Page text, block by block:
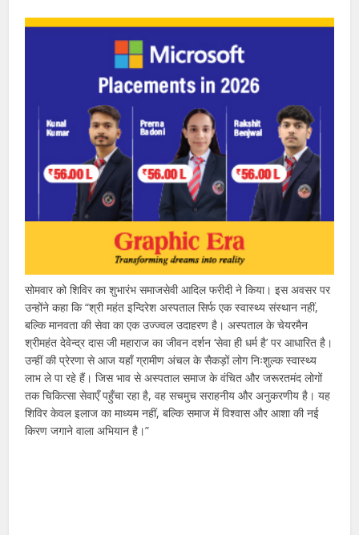
सोमवार को शिविर का शुभारंभ समाजसेवी आदिल फरीदी ने किया। इस अवसर पर
उन्होंने कहा कि “श्री महंत इन्दिरेश अस्पताल सिर्फ एक स्वास्थ्य संस्थान नहीं,
बल्कि मानवता की सेवा का एक उज्ज्वल उदाहरण है। अस्पताल के चेयरमैन
श्रीमहंत देवेन्द्र दास जी महाराज का जीवन दर्शन ‘सेवा ही धर्म है’ पर आधारित है।
उन्हीं की प्रेरणा से आज यहाँ ग्रामीण अंचल के सैकड़ों लोग निःशुल्क स्वास्थ्य
लाभ ले पा रहे हैं। जिस भाव से अस्पताल समाज के वंचित और जरूरतमंद लोगों
तक चिकित्सा सेवाएँ पहुँचा रहा है, वह सचमुच सराहनीय और अनुकरणीय है। यह
शिविर केवल इलाज का माध्यम नहीं, बल्कि समाज में विश्वास और आशा की नई
किरण जगाने वाला अभियान है।”